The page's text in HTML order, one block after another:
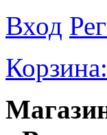
Вход
Корзина: